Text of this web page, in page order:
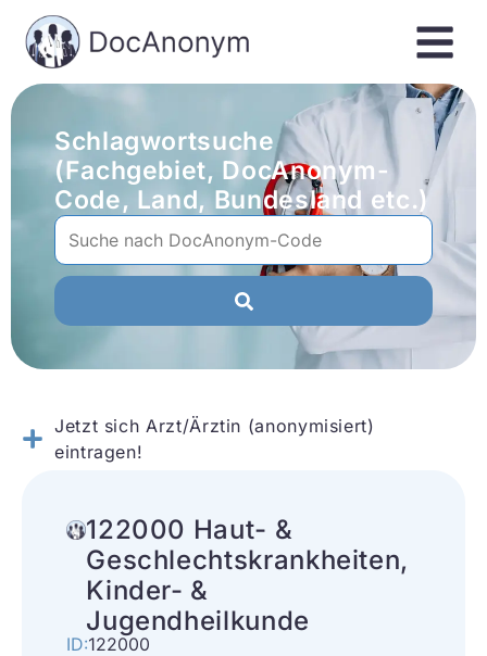
Schlagwortsuche
(Fachgebiet, DocAnonym-
Code, Land, Bundesland etc.)
Jetzt sich Arzt/Ärztin (anonymisiert)
eintragen!
122000 Haut- &
Geschlechtskrankheiten,
Kinder- &
Jugendheilkunde
ID:122000